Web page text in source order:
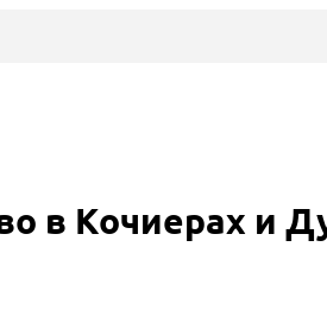
в Кочиерах и